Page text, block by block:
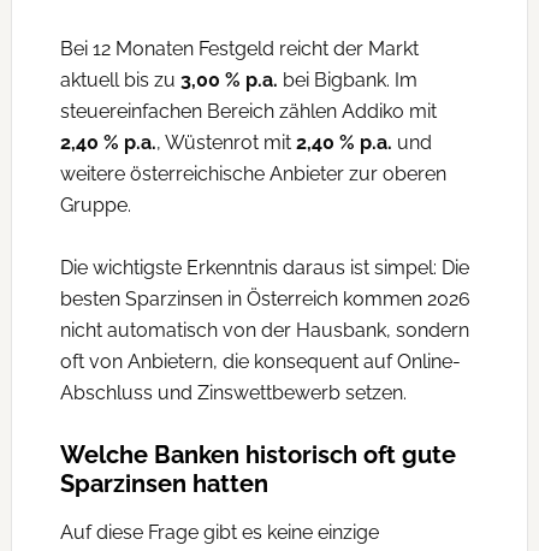
Bei 12 Monaten Festgeld reicht der Markt
aktuell bis zu 3,00 % p.a. bei Bigbank. Im
steuereinfachen Bereich zählen Addiko mit
2,40 % p.a., Wüstenrot mit 2,40 % p.a. und
weitere österreichische Anbieter zur oberen
Gruppe.
Die wichtigste Erkenntnis daraus ist simpel: Die
besten Sparzinsen in Österreich kommen 2026
nicht automatisch von der Hausbank, sondern
oft von Anbietern, die konsequent auf Online-
Abschluss und Zinswettbewerb setzen.
Welche Banken historisch oft gute
Sparzinsen hatten
Auf diese Frage gibt es keine einzige